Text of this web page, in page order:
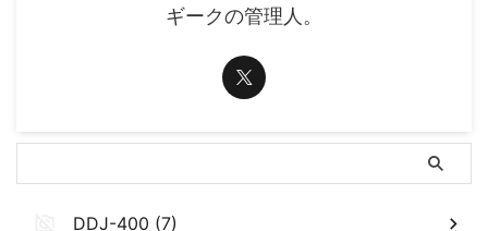
ギークの管理人。
DDJ-400 (7)